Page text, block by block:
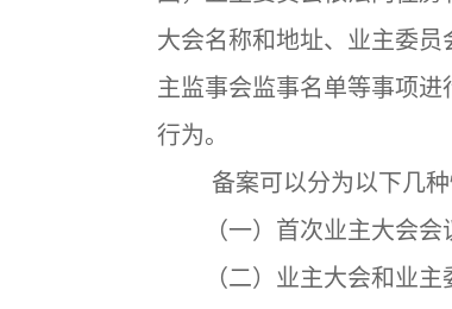
大会名称和地址、业主委
主监事会监事名单等事项
行为。
备案可以分为以下几种
（一）首次业主大会会议
（二）业主大会和业主委